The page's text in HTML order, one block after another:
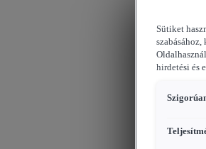
Sütiket
hirdetési és